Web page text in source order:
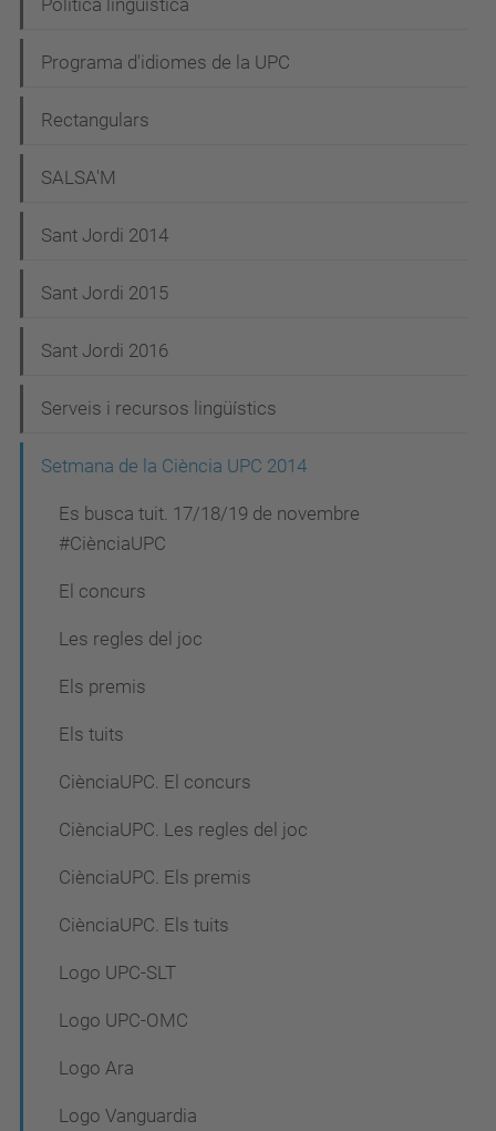
Política lingüística
Programa d'idiomes de la UPC
Rectangulars
SALSA'M
Sant Jordi 2014
Sant Jordi 2015
Sant Jordi 2016
Serveis i recursos lingüístics
Setmana de la Ciència UPC 2014
Es busca tuit. 17/18/19 de novembre
#CiènciaUPC
El concurs
Les regles del joc
Els premis
Els tuits
CiènciaUPC. El concurs
CiènciaUPC. Les regles del joc
CiènciaUPC. Els premis
CiènciaUPC. Els tuits
Logo UPC-SLT
Logo UPC-OMC
Logo Ara
Logo Vanguardia